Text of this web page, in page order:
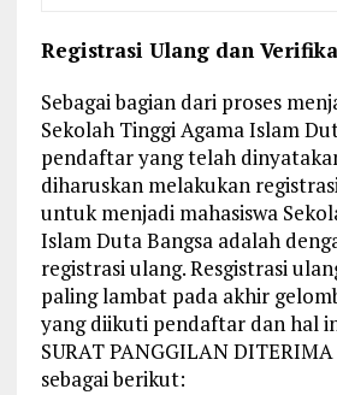
Registrasi Ulang dan
Sebagai bagian dari proses
Sekolah Tinggi Agama Islam
pendaftar yang telah
diharuskan melakukan
untuk menjadi mahasiswa
Islam Duta Bangsa adalah
registrasi ulang. Resgistrasi
paling lambat pada akhir
yang diikuti pendaftar dan hal
SURAT PANGGILAN
sebagai berikut: